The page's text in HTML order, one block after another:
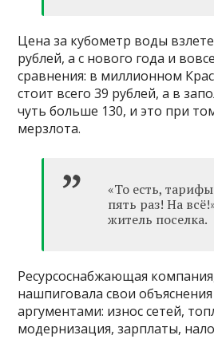
Цена за кубометр воды
рублей, а с нового года и
сравнения: в миллионном
стоит всего 39 рублей, а в
чуть больше 130, и это при
мерзлота.
«То есть,
пять раз! На
житель поселка.
Ресурсоснабжающая
нашпиговала свои
аргументами: износ сетей,
модернизация, зарплаты,